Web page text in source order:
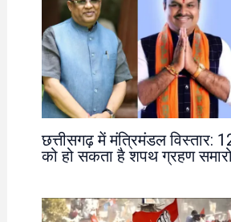
छत्तीसगढ़ में मंत्रिमंडल विस्तार:
को हो सकता है शपथ ग्रहण